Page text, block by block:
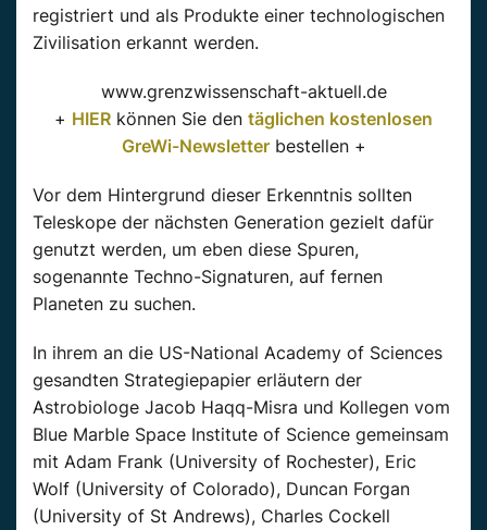
registriert und als Produkte einer technologischen
Zivilisation erkannt werden.
www.grenzwissenschaft-aktuell.de
+ HIER können Sie den täglichen kostenlosen
GreWi-Newsletterbestellen +
Vor dem Hintergrund dieser Erkenntnis sollten
Teleskope der nächsten Generation gezielt dafür
genutzt werden, um eben diese Spuren,
sogenannte Techno-Signaturen, auf fernen
Planeten zu suchen.
In ihrem an die US-National Academy of Sciences
gesandten Strategiepapier erläutern der
Astrobiologe Jacob Haqq-Misra und Kollegen vom
Blue Marble Space Institute of Science gemeinsam
mit Adam Frank (University of Rochester), Eric
Wolf (University of Colorado), Duncan Forgan
(University of St Andrews), Charles Cockell